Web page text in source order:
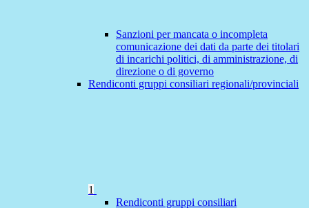
Sanzioni per mancata o incompleta
comunicazione dei dati da parte dei titolari
di incarichi politici, di amministrazione, di
direzione o di governo
Rendiconti gruppi consiliari regionali/provinciali
1
Rendiconti gruppi consiliari